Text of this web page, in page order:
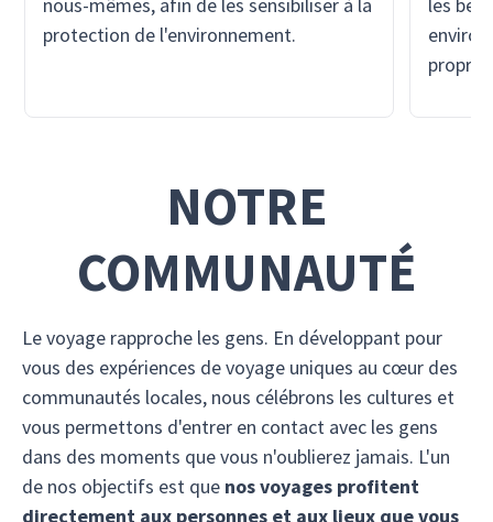
protection de l'environnement.
propre
NOTRE
COMMUNAUTÉ
Le voyage rapproche les gens. En développant pour
vous des expériences de voyage uniques au cœur des
communautés locales, nous célébrons les cultures et
vous permettons d'entrer en contact avec les gens
dans des moments que vous n'oublierez jamais. L'un
de nos objectifs est que nos voyages profitent
directement aux personnes et aux lieux que vous